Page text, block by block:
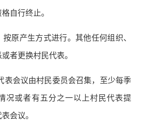
自行终止。
产生方式进行。其他任何组织、
者更换村民代表。
表会议由村民委员会召集，至少每季
况或者有五分之一以上村民代表提
会议。